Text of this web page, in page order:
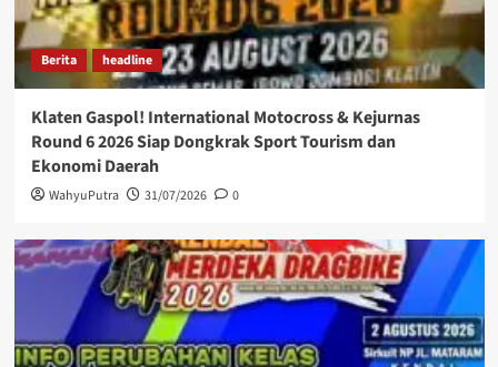
Berita headline
Klaten Gaspol! International Motocross & Kejurnas
Round 6 2026 Siap Dongkrak Sport Tourism dan
Ekonomi Daerah
WahyuPutra 31/07/2026 0